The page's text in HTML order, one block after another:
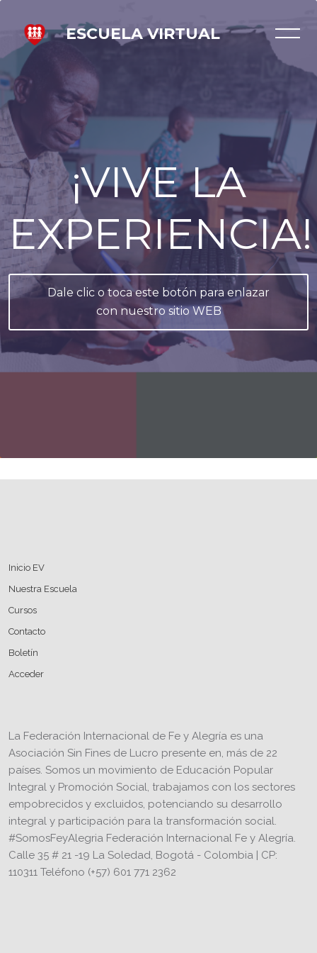
ESCUELA VIRTUAL
¡VIVE LA
EXPERIENCIA!
Dale clic o toca este botón para enlazar
con nuestro sitio WEB
Inicio EV
Nuestra Escuela
Cursos
Contacto
Boletín
Acceder
La Federación Internacional de Fe y Alegría es una
Asociación Sin Fines de Lucro presente en, más de 22
países. Somos un movimiento de Educación Popular
Integral y Promoción Social, trabajamos con los sectores
empobrecidos y excluidos, potenciando su desarrollo
integral y participación para la transformación social.
#SomosFeyAlegria Federación Internacional Fe y Alegría.
Calle 35 # 21 -19 La Soledad, Bogotá - Colombia | CP:
110311 Teléfono (+57) 601 771 2362